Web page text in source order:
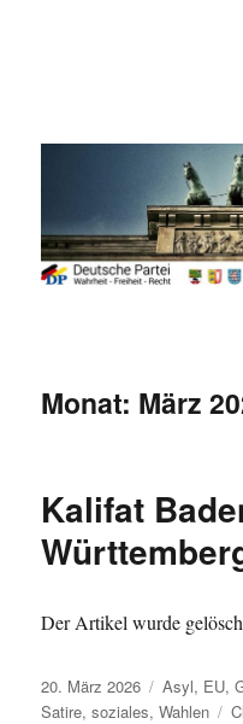
Monat: März
Kalifat
Der Artikel wurde
Veröffentlicht
am
20. März 2026 Kategorien
Asyl, EU,
Satire,soziales,Wahlen